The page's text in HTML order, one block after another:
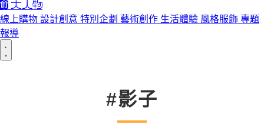
線上購物 設計創意 特別企劃 藝術創作 生活體驗 風格服飾 專題
報導
#影子